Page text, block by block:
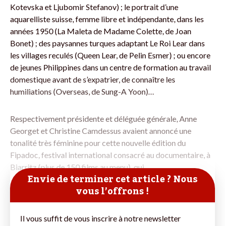
Kotevska et Ljubomir Stefanov) ; le portrait d’une
aquarelliste suisse, femme libre et indépendante, dans les
années 1950 (La Maleta de Madame Colette, de Joan
Bonet) ; des paysannes turques adaptant Le Roi Lear dans
les villages reculés (Queen Lear, de Pelin Esmer) ; ou encore
de jeunes Philippines dans un centre de formation au travail
domestique avant de s’expatrier, de connaître les
humiliations (Overseas, de Sung-A Yoon)…
Respectivement présidente et déléguée générale, Anne
Georget et Christine Camdessus avaient annoncé une
tonalité très féminine pour cette nouvelle édition du
Fipadoc, festival international consacré au documentaire, à
Biarritz (plus de 150 films au menu), qui
Envie de terminer cet article ? Nous
vous l’offrons !
Il vous suffit de vous inscrire à notre newsletter